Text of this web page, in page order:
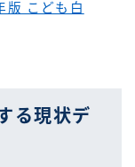
版 こども白
る現状デ